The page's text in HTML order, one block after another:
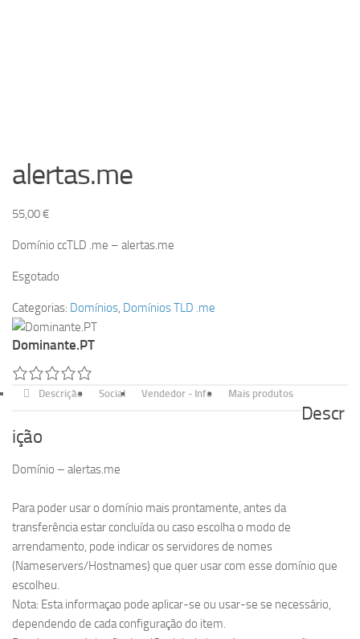
alertas.me
55,00€
Domínio ccTLD .me – alertas.me
Esgotado
Categorias: Domínios, Domínios TLD .me
Dominante.PT
Descrição Social Vendedor - Info Mais produtos
Descr
ição
Domínio – alertas.me
Para poder usar o domínio mais prontamente, antes da
transferência estar concluída ou caso escolha o modo de
arrendamento, pode indicar os servidores de nomes
(Nameservers/Hostnames) que quer usar com esse domínio que
escolheu.
Nota: Esta informaçao pode aplicar-se ou usar-se se necessário,
dependendo de cada configuração do item.